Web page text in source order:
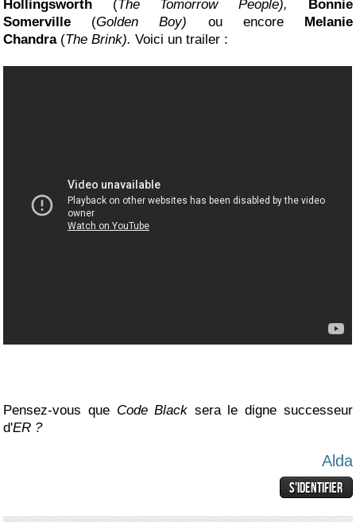
Hollingsworth (The Tomorrow People),
Bonnie
Somerville (Golden Boy) ou encore
Melanie
Chandra (The Brink).Voici un trailer :
Pensez-vous que Code Black sera le digne successeur
d'ER ?
Alda